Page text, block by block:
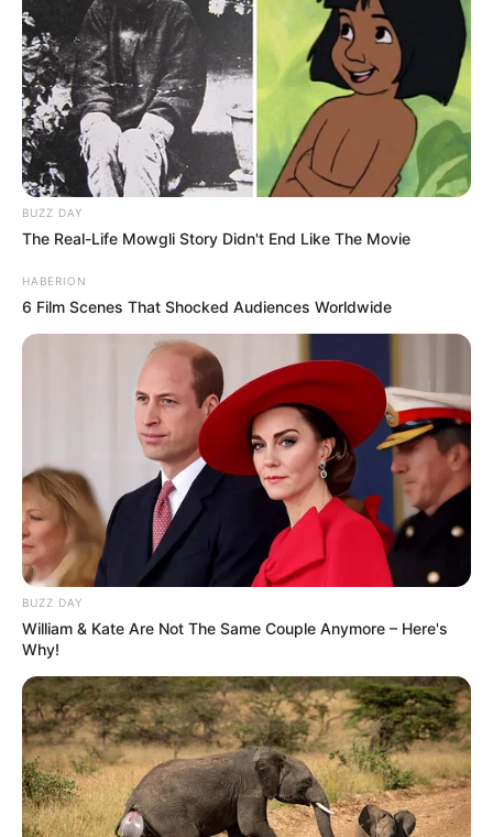
TOVÁBBI LEHETŐSÉGEK
OK, ELFOGADOM